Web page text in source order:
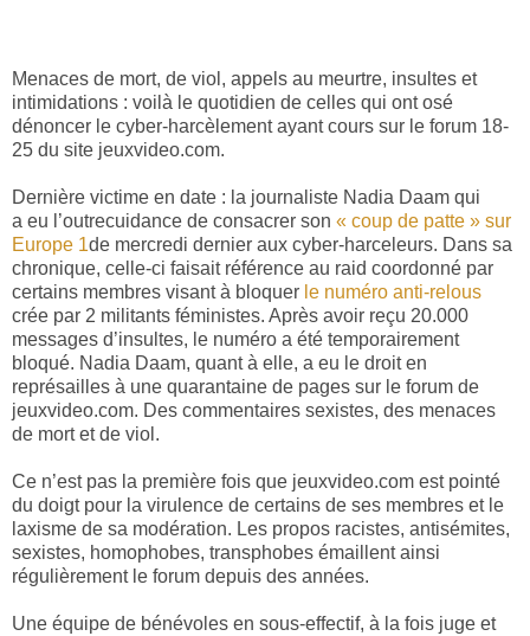
Menaces de mort, de viol, appels au meurtre, insultes et
intimidations : voilà le quotidien de celles qui ont osé
dénoncer le cyber-harcèlement ayant cours sur le forum 18-
25 du site jeuxvideo.com.
Dernière victime en date : la journaliste Nadia Daam qui
a eu l’outrecuidance de consacrer son « coup de patte » sur
Europe 1de mercredi dernier aux cyber-harceleurs. Dans sa
chronique, celle-ci faisait référence au raid coordonné par
certains membres visant à bloquer le numéro anti-relous
crée par 2 militants féministes. Après avoir reçu 20.000
messages d’insultes, le numéro a été temporairement
bloqué. Nadia Daam, quant à elle, a eu le droit en
représailles à une quarantaine de pages sur le forum de
jeuxvideo.com. Des commentaires sexistes, des menaces
de mort et de viol.
Ce n’est pas la première fois que jeuxvideo.com est pointé
du doigt pour la virulence de certains de ses membres et le
laxisme de sa modération. Les propos racistes, antisémites,
sexistes, homophobes, transphobes émaillent ainsi
régulièrement le forum depuis des années.
Une équipe de bénévoles en sous-effectif, à la fois juge et